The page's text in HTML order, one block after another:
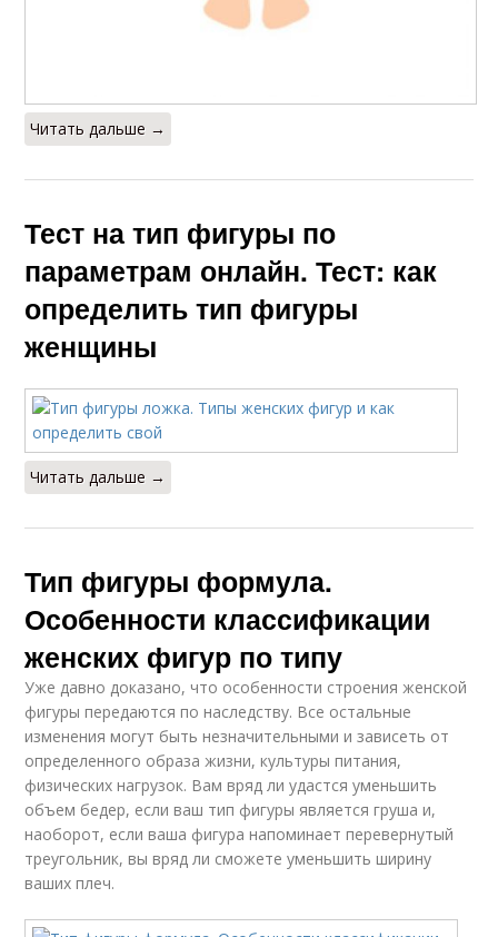
Читать дальше →
Тест на тип фигуры по
параметрам онлайн. Тест: как
определить тип фигуры
женщины
Читать дальше →
Тип фигуры формула.
Особенности классификации
женских фигур по типу
Уже давно доказано, что особенности строения женской
фигуры передаются по наследству. Все остальные
изменения могут быть незначительными и зависеть от
определенного образа жизни, культуры питания,
физических нагрузок. Вам вряд ли удастся уменьшить
объем бедер, если ваш тип фигуры является груша и,
наоборот, если ваша фигура напоминает перевернутый
треугольник, вы вряд ли сможете уменьшить ширину
ваших плеч.